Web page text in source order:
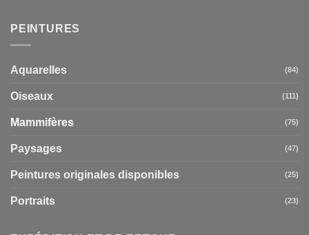
PEINTURES
Aquarelles (84)
Oiseaux (111)
Mammifères (75)
Paysages (47)
Peintures originales disponibles (25)
Portraits (23)